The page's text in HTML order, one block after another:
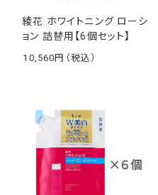
綾花 ホワイトニング ローシ
ョン 詰替用【6個セット】
10,560